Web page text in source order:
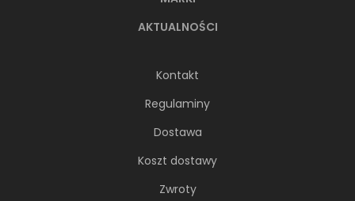
AKTUALNOŚCI
Kontakt
Regulaminy
Dostawa
Koszt dostawy
Zwroty